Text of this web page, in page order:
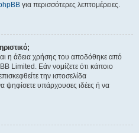
για περισσότερες λεπτομέρειες.
η άδεια χρήσης του αποδόθηκε από
Limited. Εάν νομίζετε ότι κάποιο
την ιστοσελίδα
ψηφίσετε υπάρχουσες ιδέες ή να